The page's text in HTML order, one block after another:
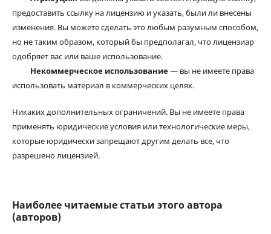
предоставить ссылку на лицензию и указать, были ли внесены
изменения. Вы можете сделать это любым разумным способом,
но не таким образом, который бы предполагал, что лицензиар
одобряет вас или ваше использование.
Некоммерческое использование— вы не имеете права
использовать материал в коммерческих целях.
Никаких дополнительных ограничений. Вы не имеете права
применять юридические условия или технологические меры,
которые юридически запрещают другим делать все, что
разрешено лицензией.
Наиболее читаемые статьи этого автора
(авторов)